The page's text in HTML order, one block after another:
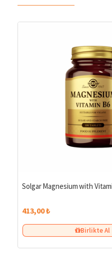
Solgar Magnesium with
413,00 ₺
Birlikte Al